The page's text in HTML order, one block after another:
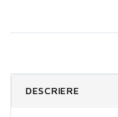
DESCRIERE